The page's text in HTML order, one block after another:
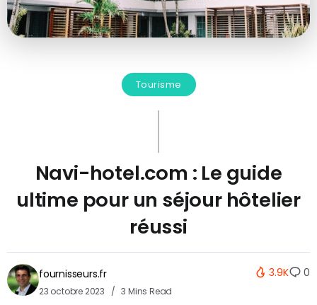
Tourisme
Navi-hotel.com : Le guide
ultime pour un séjour hôtelier
réussi
fournisseurs.fr
23 octobre 2023 3 Mins Read
3.9K 0